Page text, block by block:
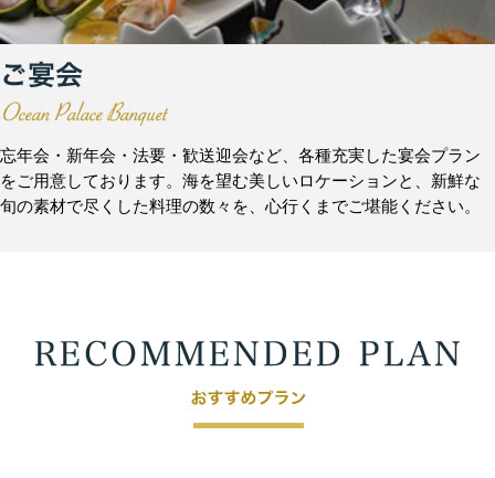
忘年会・新年会・法要・歓送迎会など、各種充実した宴会プラン
をご用意しております。海を望む美しいロケーションと、新鮮な
旬の素材で尽くした料理の数々を、心行くまでご堪能ください。